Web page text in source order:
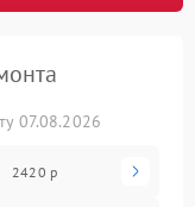
07.08.2026
2420 р